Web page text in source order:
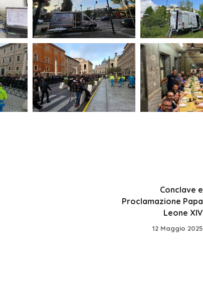
Conclave e
Proclamazione Papa
Leone XIV
12 Maggio 2025